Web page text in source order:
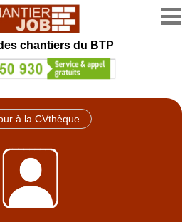
chantiers du BTP
à la CVthèque